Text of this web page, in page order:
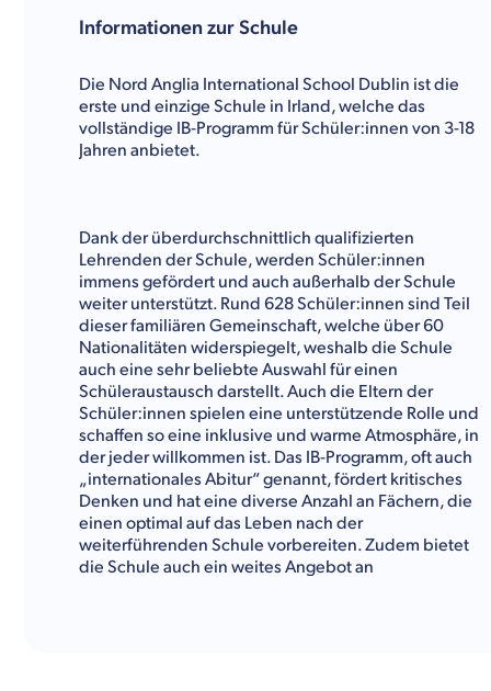
Informationen zur Schule
Die Nord Anglia International School Dublin ist die
erste und einzige Schule in Irland, welche das
vollständige IB-Programm für Schüler:innen von 3-18
Jahren anbietet.
Dank der überdurchschnittlich qualifizierten
Lehrenden der Schule, werden Schüler:innen
immens gefördert und auch außerhalb der Schule
weiter unterstützt. Rund 628 Schüler:innen sind Teil
dieser familiären Gemeinschaft, welche über 60
Nationalitäten widerspiegelt, weshalb die Schule
auch eine sehr beliebte Auswahl für einen
Schüleraustausch darstellt. Auch die Eltern der
Schüler:innen spielen eine unterstützende Rolle und
schaffen so eine inklusive und warme Atmosphäre, in
der jeder willkommen ist. Das IB-Programm, oft auch
„internationales Abitur“ genannt, fördert kritisches
Denken und hat eine diverse Anzahl an Fächern, die
einen optimal auf das Leben nach der
weiterführenden Schule vorbereiten. Zudem bietet
die Schule auch ein weites Angebot an